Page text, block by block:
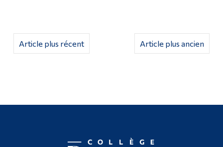
Article plus ancien
Article plus récent